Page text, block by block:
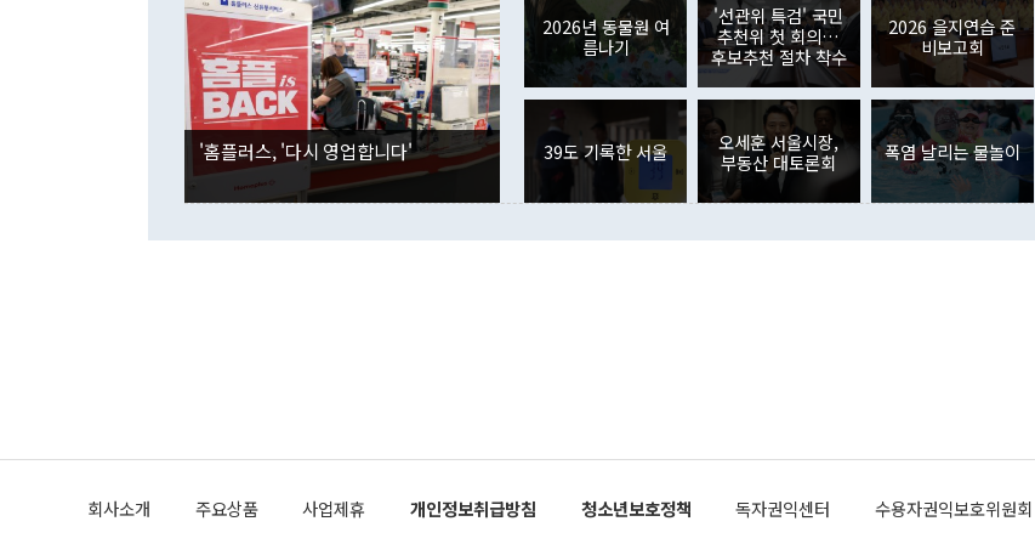
은 "그것은 외교부의 몫"이라며 "아직 거기까지 진도가 나가지 않았다"고
잘랐다. 정 장관이 이날 소개한 대북 구상과 설명은 정부 내 조율을 거치지
않았다는 점에서 문제가 있다. 특히 주적 표현 대체와 국호 사용, 9·19 군
사합의 복원, 4자회담 추진 등은 통일부 장관이 결정할 사안이 아니어서 월
권이라는 지적이 나오고 있다. 이 대통령은 정 장관의 업무보고를 듣고 난
뒤 "여기 업무보고에 발표했다고 승인난 건 아니다"라고 재차 확인했다. 정
부의 한 소식통은 "정 장관의 발언 내용은 대부분 국가안전보장회의(NSC)
를 거쳐 결정된 사안이 아닌 정 장관의 개인적 생각에 가깝다"며 "안보 관
련 부처 장관이 정부의 공식 정책이 아닌 사안을 추진하겠다고 업무보고를
하고 대통령의 면전에서 '국군통수권자가 나서야 한다'고 주장한 것은 심각
이나 미국은 북한에 선비핵화를 공식적으로 요구한 적이 없기 때문이다. 지
공하는 방식으로 이뤄졌다. 1994년 북·미 제네바 기본합의는 핵시설 동결
인의 해외투자가 80억1000만달러, 외국인의 국내투자가 46억3000만달러
각각 증가했다. 증권투자에서는 외국인의 국내 주식 매도세가 이어졌다. 외
국인의 국내 주식 투자는 차익실현 매도 등의 영향으로 316억1000만달러
감소하며 전월(-310억5000만달러)에 이어 역대 최대 순매도 기록을 다시
경신했다. 외국인의 국내 채권투자는 세계국채지수(WGBI) 자금 유입에도
분기 말 만기도래 영향으로 증가 폭이 줄어든 52억9000만달러를 기록했
다. 내국인의 해외 증권투자는 주식을 중심으로 35억6000만달러 증가했
다. eoyn2@newspim.com
'홈플러스, '다시 영업합니다'
2026년 동물원 여
름나기
'선관위 특검' 국민
추천위 첫 회의…
후보추천 절차 착수
2026 을지연습 준
비보고회
39도 기록한 서울
오세훈 서울시장,
부동산 대토론회
폭염 날리는 물놀이
회사소개 주요상품 사업제휴 개인정보취급방침 청소년보호정책 독자권익센터 수용자권익보호위원회